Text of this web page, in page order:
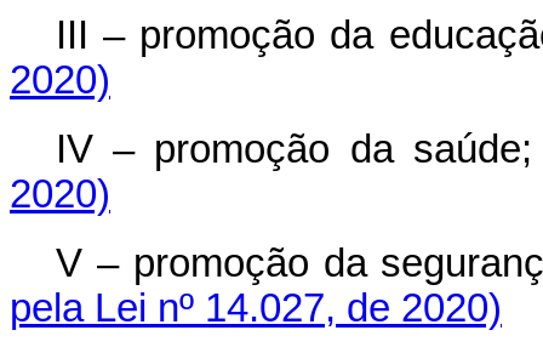
III – promoção da
2020)
IV – promoção da saúde;
2020)
V – promoção da
pela Lei nº 14.027, de 2020)